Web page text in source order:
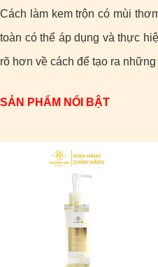
Cách làm kem trộn có mùi
toàn có thể áp dụng và thực
rõ hơn về cách để tạo ra
SẢN PHẨM NỔI BẬT